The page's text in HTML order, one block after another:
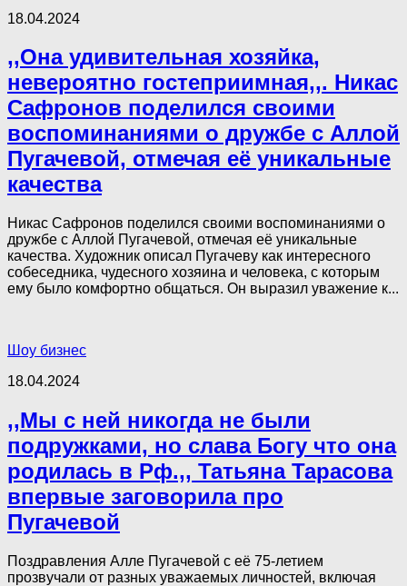
18.04.2024
,,Она удивительная хозяйка,
невероятно гостеприимная,,. Никас
Сафронов поделился своими
воспоминаниями о дружбе с Аллой
Пугачевой, отмечая её уникальные
качества
Никас Сафронов поделился своими воспоминаниями о
дружбе с Аллой Пугачевой, отмечая её уникальные
качества. Художник описал Пугачеву как интересного
собеседника, чудесного хозяина и человека, с которым
ему было комфортно общаться. Он выразил уважение к...
Шоу бизнес
18.04.2024
,,Мы с ней никогда не были
подружками, но слава Богу что она
родилась в Рф.,, Татьяна Тарасова
впервые заговорила про
Пугачевой
Поздравления Алле Пугачевой с её 75-летием
прозвучали от разных уважаемых личностей, включая